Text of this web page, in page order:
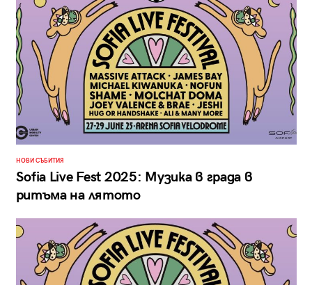
НОВИ СЪБИТИЯ
Sofia Live Fest 2025: Mузика в града в
ритъма на лятото